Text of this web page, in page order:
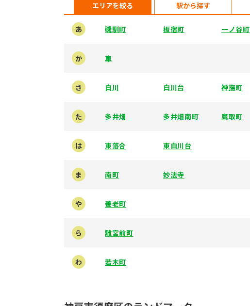
エリアを絞る 駅から探す
あ 磯馴町 板宿町 一ノ谷町
か 車
さ 白川 白川台 神撫町
た 多井畑 多井畑南町 鷹取町
は 東落合 東白川台
ま 南町 妙法寺
や 養老町
ら 離宮前町
わ 若木町